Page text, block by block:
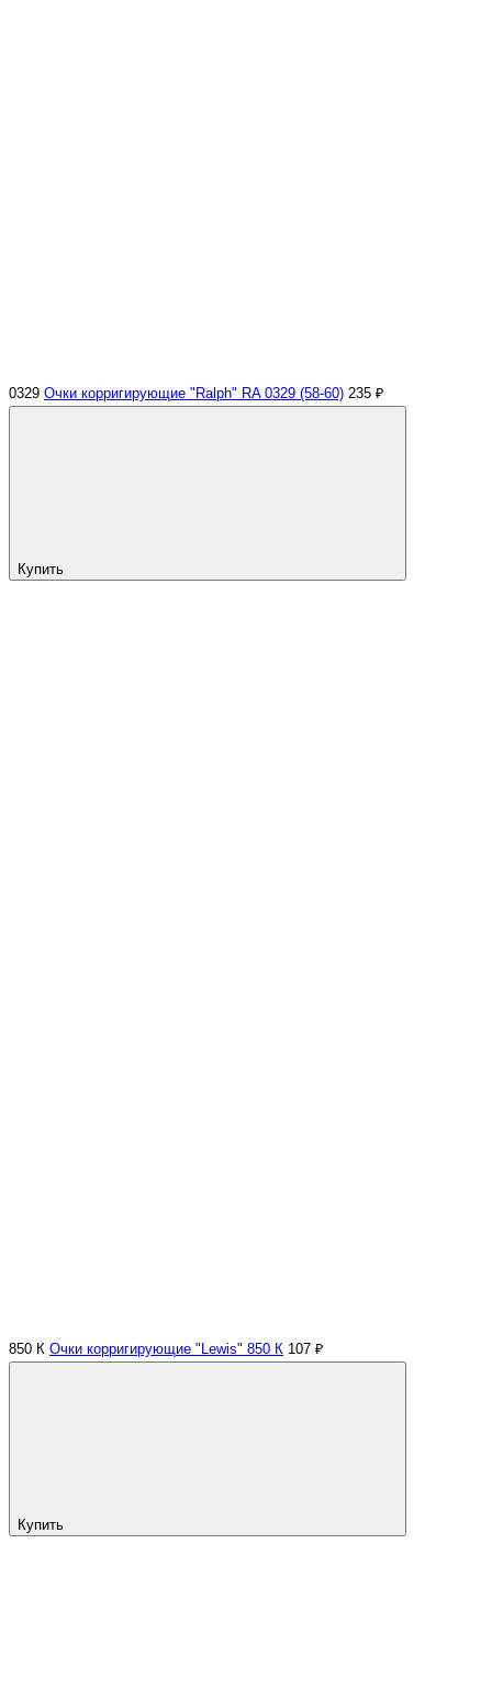
0329 Очки корригирующие "Ralph" RA 0329 (58-60) 235 ₽
Купить
850 К Очки корригирующие "Lewis" 850 К 107 ₽
Купить